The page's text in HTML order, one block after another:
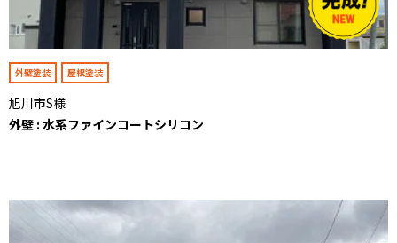
外壁塗装 屋根塗装
旭川市S様
外壁 : 水系ファインコートシリコン